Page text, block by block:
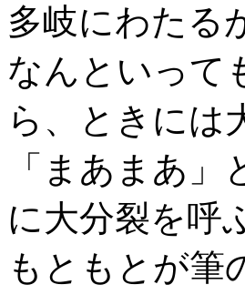
多岐にわたる
なんといって
ら、ときには
「まあまあ
に大分裂を呼
もともとが筆